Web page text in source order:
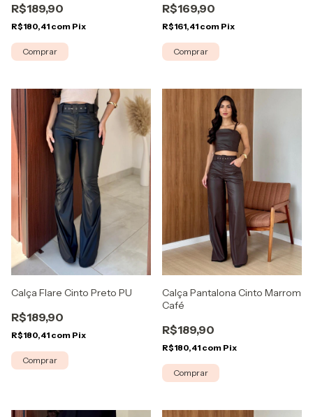
R$189,90
R$180,41 com Pix
Comprar
R$169,90
R$161,41 com Pix
Comprar
Calça Flare Cinto Preto PU
R$189,90
R$180,41 com Pix
Comprar
Calça Pantalona Cinto Marrom
Café
R$189,90
R$180,41 com Pix
Comprar